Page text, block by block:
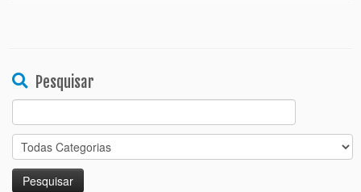
Pesquisar
for: